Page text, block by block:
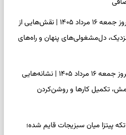
فال قهوه امروز جمعه ۱۶ مرداد ۱۴۰۵ | نقش‌هایی از
دل‌مشغولی‌های پنهان و راه‌های
فال شمع امروز جمعه ۱۶ مرداد ۱۴۰۵ | نشانه‌هایی
تکمیل کارها و روشن‌کردن
پیتزا میان سبزیجات قایم شده؛